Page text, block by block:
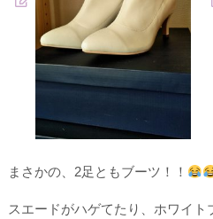
まさかの、2足ともブーツ！！
スエードがハゲてたり、ホワイ